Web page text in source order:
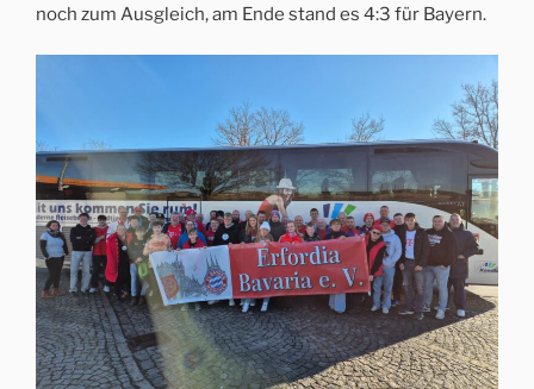
noch zum Ausgleich, am Ende stand es 4:3 für Bayern.